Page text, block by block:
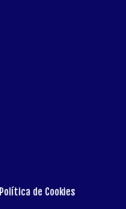
Política de Cookies